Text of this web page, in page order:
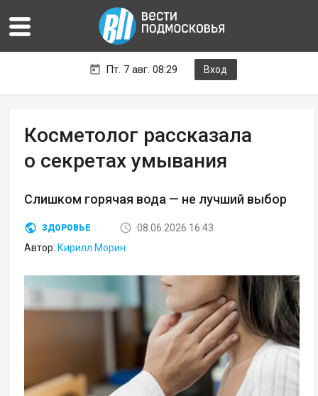
Пт. 7 авг. 08:29 Вход
Косметолог рассказала
о секретах умывания
Слишком горячая вода — не лучший выбор
ЗДОРОВЬЕ
08.06.2026 16:43
Автор: Кирилл Морин